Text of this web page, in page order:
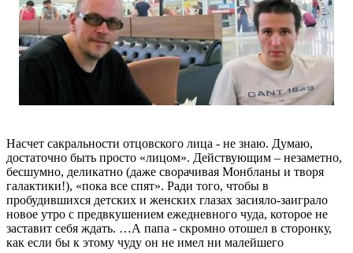
Насчет сакральности отцовского лица - не знаю. Думаю,
достаточно быть просто «лицом». Действующим – незаметно,
бесшумно, деликатно (даже сворачивая Монбланы и творя
галактики!), «пока все спят». Ради того, чтобы в
пробудившихся детских и женских глазах засияло-заиграло
новое утро с предвкушением ежедневного чуда, которое не
заставит себя ждать. …А папа - скромно отошел в сторонку,
как если бы к этому чуду он не имел ни малейшего